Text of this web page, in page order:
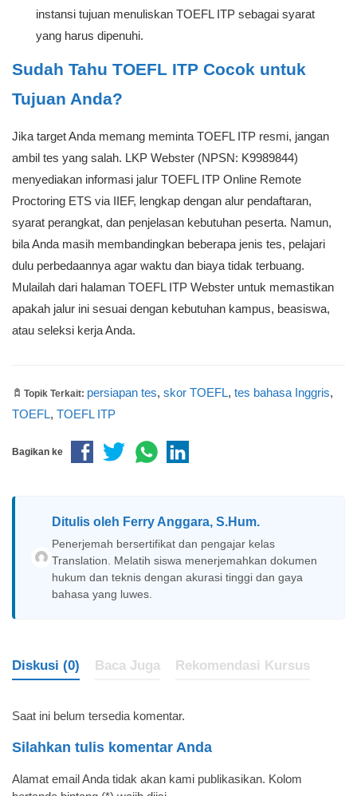
instansi tujuan menuliskan TOEFL ITP sebagai syarat
yang harus dipenuhi.
Sudah Tahu TOEFL ITP Cocok untuk
Tujuan Anda?
Jika target Anda memang meminta TOEFL ITP resmi, jangan
ambil tes yang salah. LKP Webster (NPSN: K9989844)
menyediakan informasi jalur TOEFL ITP Online Remote
Proctoring ETS via IIEF, lengkap dengan alur pendaftaran,
syarat perangkat, dan penjelasan kebutuhan peserta. Namun,
bila Anda masih membandingkan beberapa jenis tes, pelajari
dulu perbedaannya agar waktu dan biaya tidak terbuang.
Mulailah dari halaman TOEFL ITP Webster untuk memastikan
apakah jalur ini sesuai dengan kebutuhan kampus, beasiswa,
atau seleksi kerja Anda.
Topik Terkait: persiapan tes, skor TOEFL, tes bahasa Inggris,
TOEFL, TOEFL ITP
Bagikan ke
Ditulis oleh Ferry Anggara, S.Hum.
Penerjemah bersertifikat dan pengajar kelas
Translation. Melatih siswa menerjemahkan dokumen
hukum dan teknis dengan akurasi tinggi dan gaya
bahasa yang luwes.
Diskusi (0) Baca Juga Rekomendasi Kursus
Saat ini belum tersedia komentar.
Silahkan tulis komentar Anda
Alamat email Anda tidak akan kami publikasikan. Kolom